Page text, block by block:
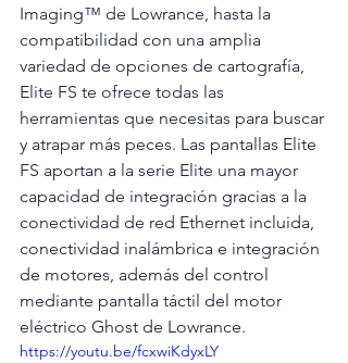
Imaging™ de Lowrance, hasta la
compatibilidad con una amplia
variedad de opciones de cartografía,
Elite FS te ofrece todas las
herramientas que necesitas para buscar
y atrapar más peces. Las pantallas Elite
FS aportan a la serie Elite una mayor
capacidad de integración gracias a la
conectividad de red Ethernet incluida,
conectividad inalámbrica e integración
de motores, además del control
mediante pantalla táctil del motor
eléctrico Ghost de Lowrance.
https://youtu.be/fcxwiKdyxLY